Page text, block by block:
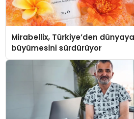
Mirabellix, Türkiye’den
büyümesini sürdürüyor